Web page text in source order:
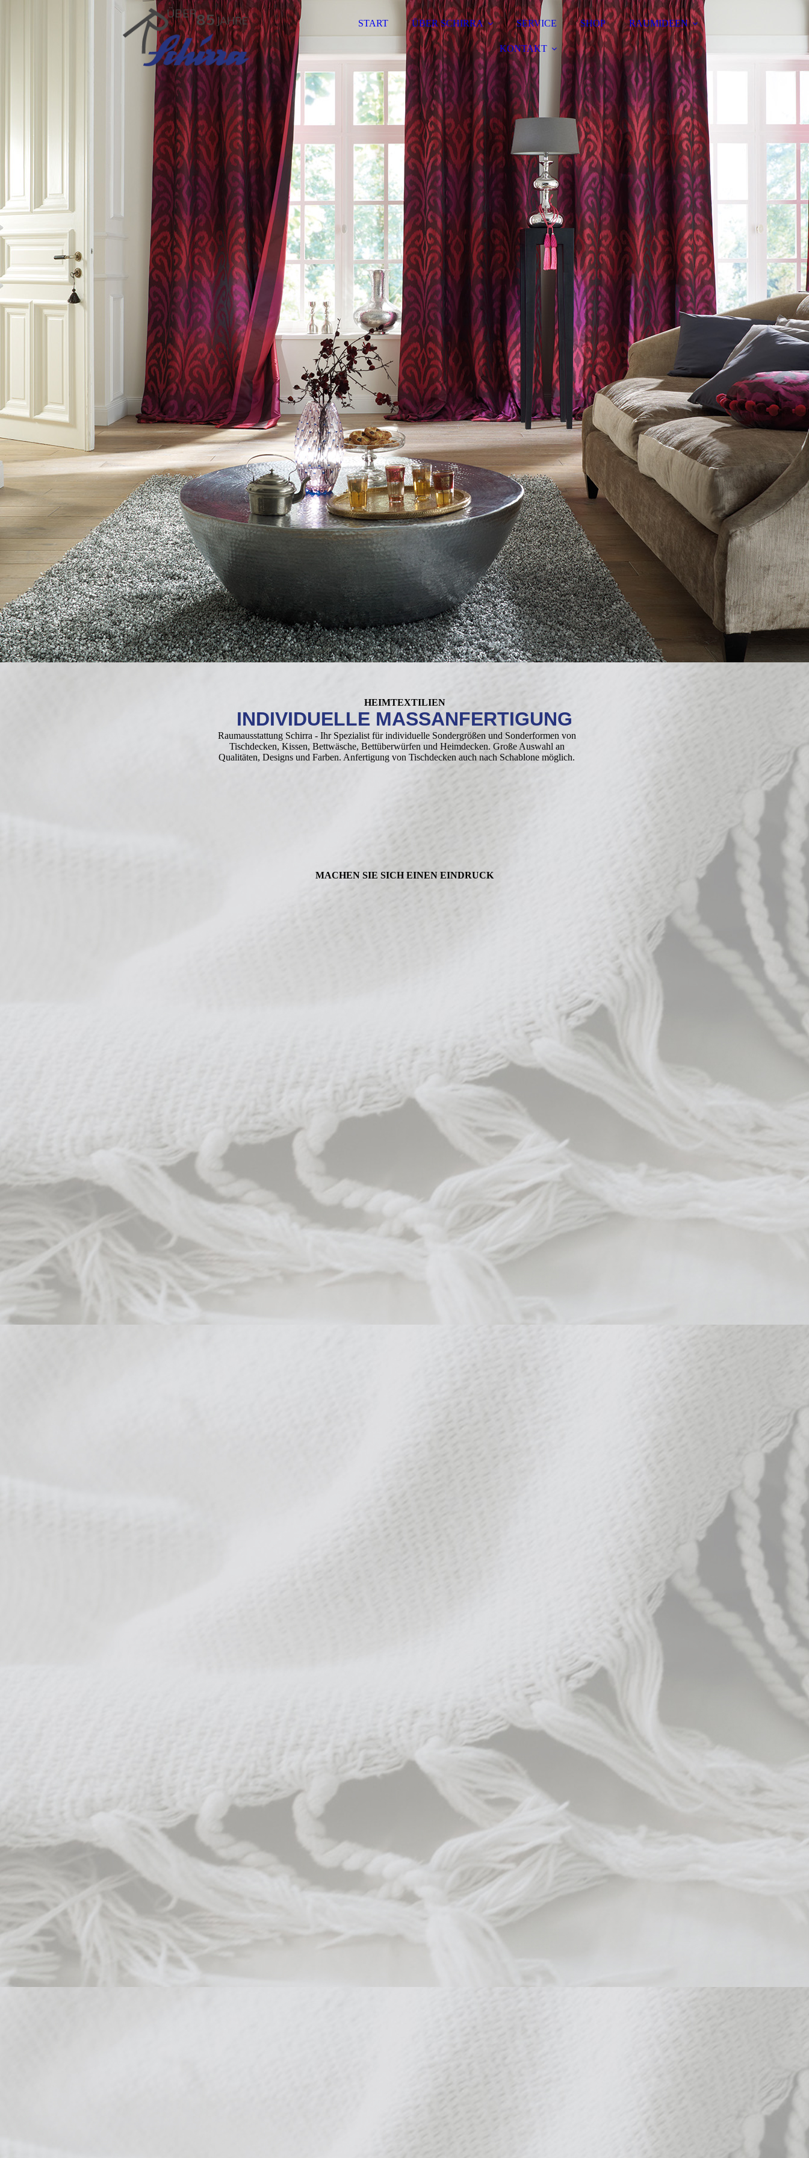
START ÜBER SCHIRRA SERVICE SHOP RAUMIDEEN
KONTAKT
HEIMTEXTILIEN
INDIVIDUELLE MASSANFERTIGUNG
Raumausstattung Schirra - Ihr Spezialist für individuelle Sondergrößen und Sonderformen von
Tischdecken, Kissen, Bettwäsche, Bettüberwürfen und Heimdecken. Große Auswahl an
Qualitäten, Designs und Farben. Anfertigung von Tischdecken auch nach Schablone möglich.
MACHEN SIE SICH EINEN EINDRUCK